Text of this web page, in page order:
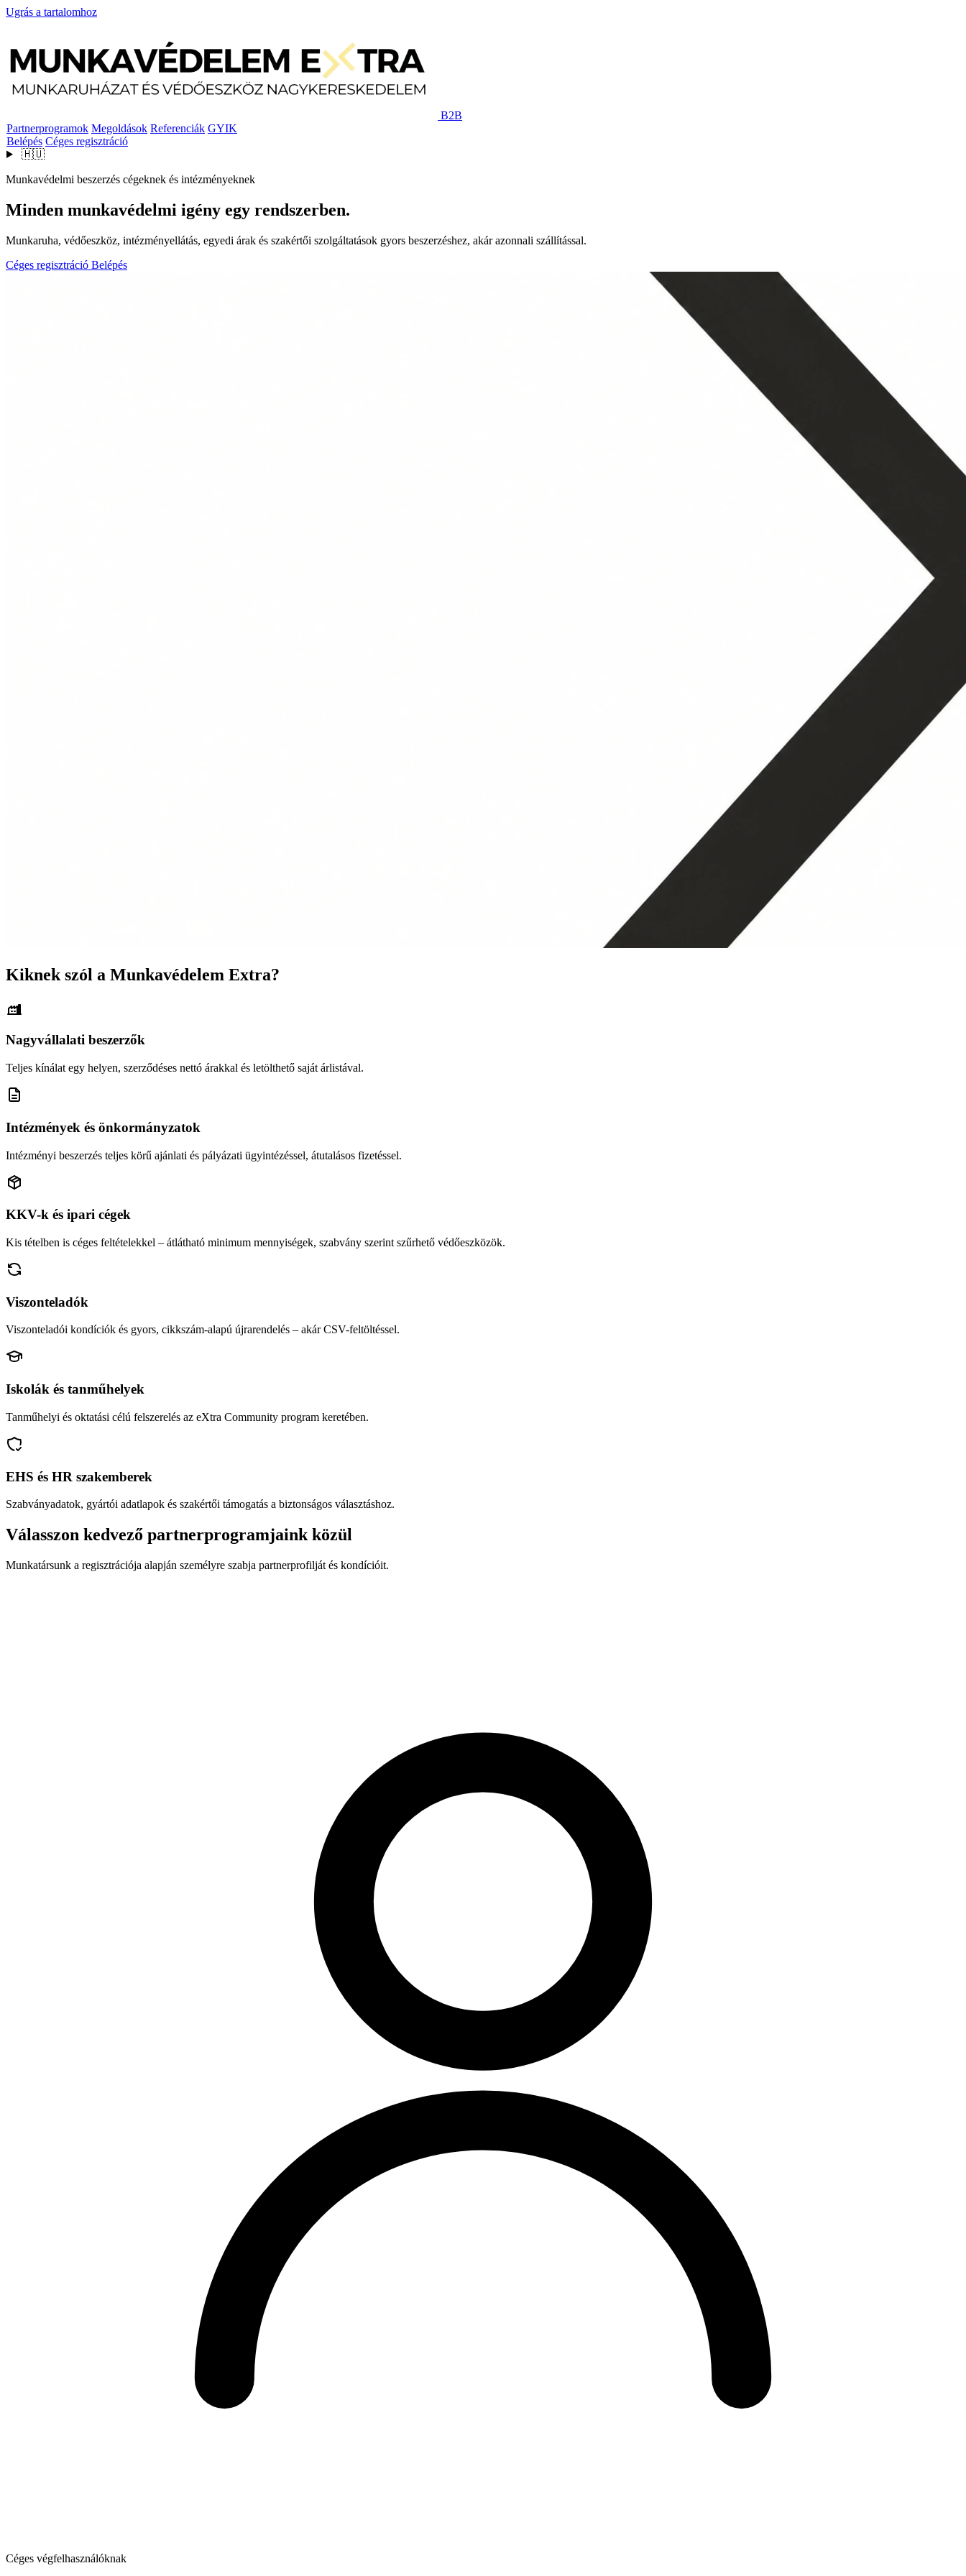
Ugrás a tartalomhoz
B2B
Partnerprogramok Megoldások Referenciák GYIK
Belépés Céges regisztráció
🇭🇺
Munkavédelmi beszerzés cégeknek és intézményeknek
Minden munkavédelmi igény egy rendszerben.
Munkaruha, védőeszköz, intézményellátás, egyedi árak és szakértői szolgáltatások gyors beszerzéshez, akár azonnali szállítással.
Céges regisztráció Belépés
Kiknek szól a Munkavédelem Extra?
Nagyvállalati beszerzők
Teljes kínálat egy helyen, szerződéses nettó árakkal és letölthető saját árlistával.
Intézmények és önkormányzatok
Intézményi beszerzés teljes körű ajánlati és pályázati ügyintézéssel, átutalásos fizetéssel.
KKV-k és ipari cégek
Kis tételben is céges feltételekkel – átlátható minimum mennyiségek, szabvány szerint szűrhető védőeszközök.
Viszonteladók
Viszonteladói kondíciók és gyors, cikkszám-alapú újrarendelés – akár CSV-feltöltéssel.
Iskolák és tanműhelyek
Tanműhelyi és oktatási célú felszerelés az eXtra Community program keretében.
EHS és HR szakemberek
Szabványadatok, gyártói adatlapok és szakértői támogatás a biztonságos választáshoz.
Válasszon kedvező partnerprogramjaink közül
Munkatársunk a regisztrációja alapján személyre szabja partnerprofilját és kondícióit.
Céges végfelhasználóknak